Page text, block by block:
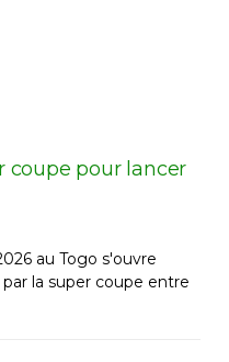
coupe pour lancer
au Togo s'ouvre
la super coupe entre